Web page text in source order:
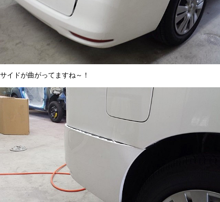
サイドが曲がってますね～！